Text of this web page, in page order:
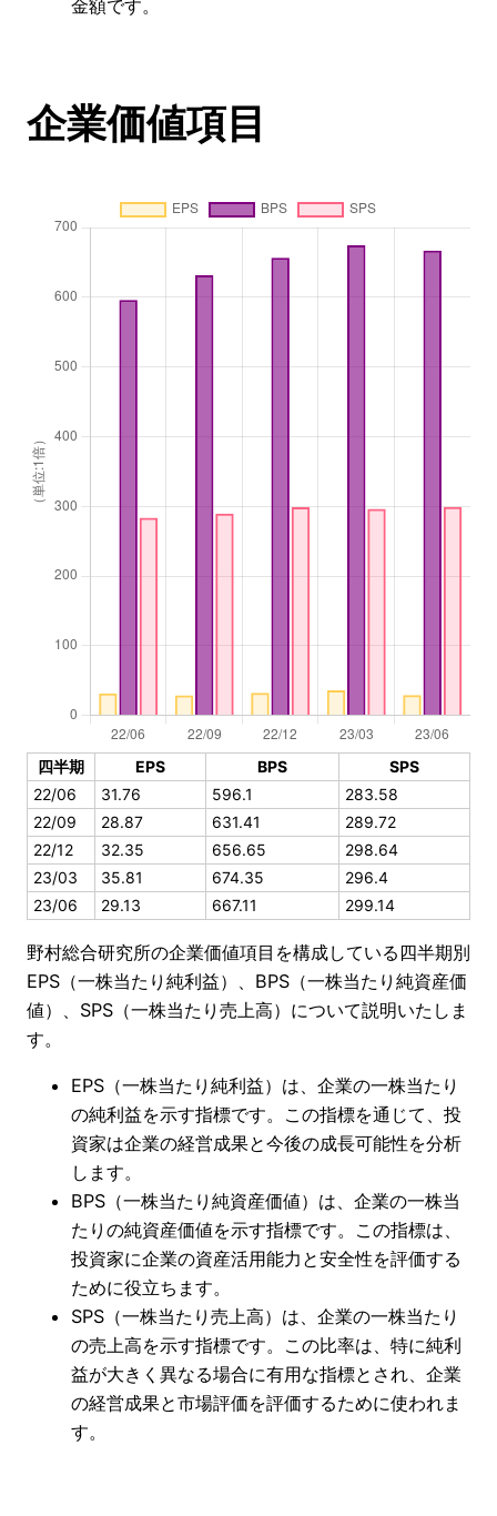
金額です。
企業価値項目
四半期 EPS BPS
SPS
22/06
31.76 596.1
283.58
22/09
28.87 631.41
289.72
22/12
32.35 656.65
298.64
23/03
35.81 674.35
296.4
23/06
29.13 667.11 299.14
野村総合研究所の企業価値項目を構成している四半期別
EPS（一株当たり純利益）、BPS（一株当たり純資産価
値）、SPS（一株当たり売上高）について説明いたしま
す。
EPS（一株当たり純利益）は、企業の一株当たり
の純利益を示す指標です。この指標を通じて、投
資家は企業の経営成果と今後の成長可能性を分析
します。
BPS（一株当たり純資産価値）は、企業の一株当
たりの純資産価値を示す指標です。この指標は、
投資家に企業の資産活用能力と安全性を評価する
ために役立ちます。
SPS（一株当たり売上高）は、企業の一株当たり
の売上高を示す指標です。この比率は、特に純利
益が大きく異なる場合に有用な指標とされ、企業
の経営成果と市場評価を評価するために使われま
す。